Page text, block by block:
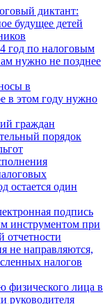
диктант:
будущее детей
год по налоговым
нужно не позднее
в
в этом году нужно
граждан
порядок
остается один
подпись
инструментом при
отчетности
не направляются,
налогов
физического лица в
руководителя